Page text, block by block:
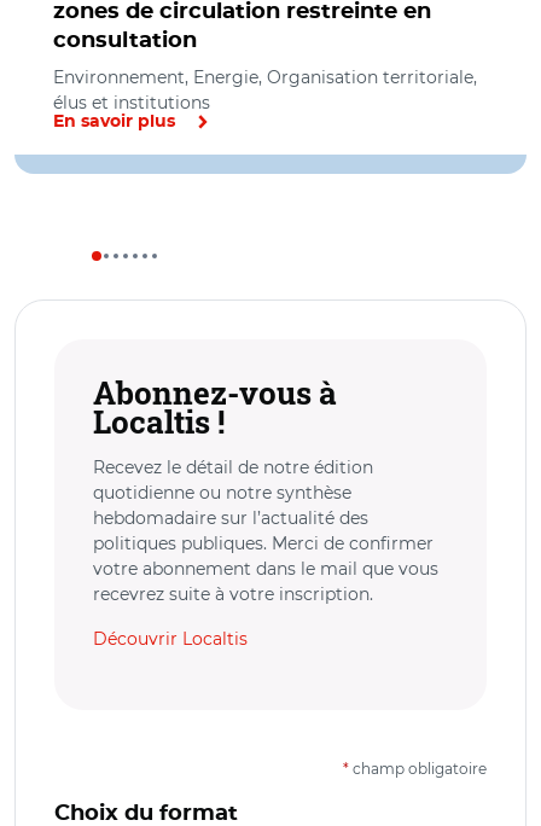
zones de circulation restreinte en
consultation
Environnement, Energie, Organisation territoriale,
élus et institutions
En savoir plus
Abonnez-vous à
Localtis !
Recevez le détail de notre édition
quotidienne ou notre synthèse
hebdomadaire sur l’actualité des
politiques publiques. Merci de confirmer
votre abonnement dans le mail que vous
recevrez suite à votre inscription.
Découvrir Localtis
* champ obligatoire
Choix du format